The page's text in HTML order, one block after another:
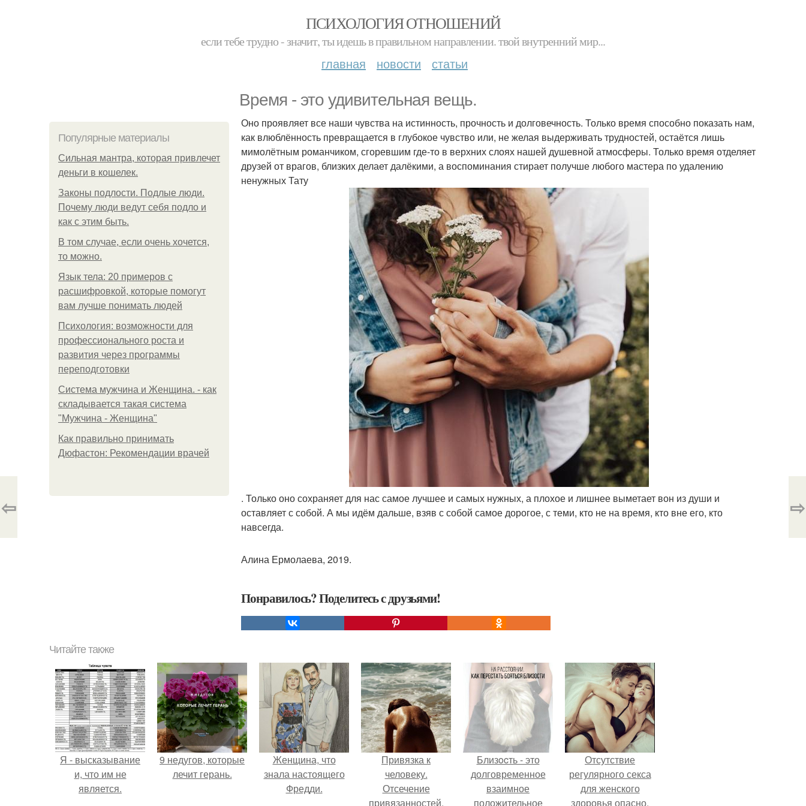
ПСИХОЛОГИЯ ОТНОШЕНИЙ
если тебе трудно - значит, ты идешь в правильном направлении. твой внутренний мир...
главная новости статьи
Время - это удивительная вещь.
Популярные материалы
Сильная мантра, которая привлечет
деньги в кошелек.
Законы подлости. Подлые люди.
Почему люди ведут себя подло и
как с этим быть.
В том случае, если очень хочется,
то можно.
Язык тела: 20 примеров с
расшифровкой, которые помогут
вам лучше понимать людей
Психология: возможности для
профессионального роста и
развития через программы
переподготовки
Система мужчина и Женщина. - как
складывается такая система
"Мужчина - Женщина"
Как правильно принимать
Дюфастон: Рекомендации врачей
Оно проявляет все наши чувства на истинность, прочность и долговечность. Только время способно показать нам,
как влюблённость превращается в глубокое чувство или, не желая выдерживать трудностей, остаётся лишь
мимолётным романчиком, сгоревшим где-то в верхних слоях нашей душевной атмосферы. Только время отделяет
друзей от врагов, близких делает далёкими, а воспоминания стирает получше любого мастера по удалению
ненужных Тату
. Только оно сохраняет для нас самое лучшее и самых нужных, а плохое и лишнее выметает вон из души и
оставляет с собой. А мы идём дальше, взяв с собой самое дорогое, с теми, кто не на время, кто вне его, кто
навсегда.
Алина Ермолаева, 2019.
Понравилось? Поделитесь с друзьями!
⇦ ⇨
Читайте также
Я - высказывание
и, что им не
является.
9 недугов, которые
лечит герань.
Женщина, что
знала настоящего
Фредди.
Привязка к
человеку.
Отсечение
привязанностей.
Близocть - это
долговременное
взаимное
положительное
Отсутствие
регулярного секса
для женского
здоровья опасно.